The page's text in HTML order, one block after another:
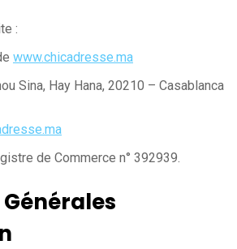
:
www.chicadresse.ma
Sina, Hay Hana, 20210 – Casablanca
de Commerce n° 392939.